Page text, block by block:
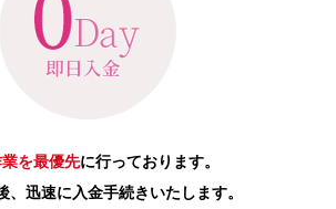
業を最優先に行っております。
、迅速に入金手続きいたします。